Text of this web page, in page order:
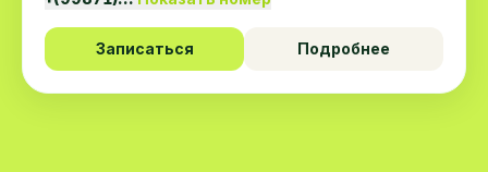
Записаться Подробнее